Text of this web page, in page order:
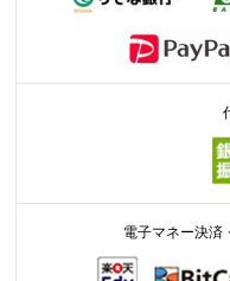
電子マネー決済